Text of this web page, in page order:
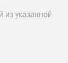
указанной